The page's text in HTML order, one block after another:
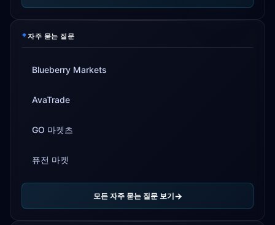
*자주 묻는 질문
Blueberry Markets
AvaTrade
GO 마켓츠
퓨전 마켓
모든 자주 묻는 질문 보기